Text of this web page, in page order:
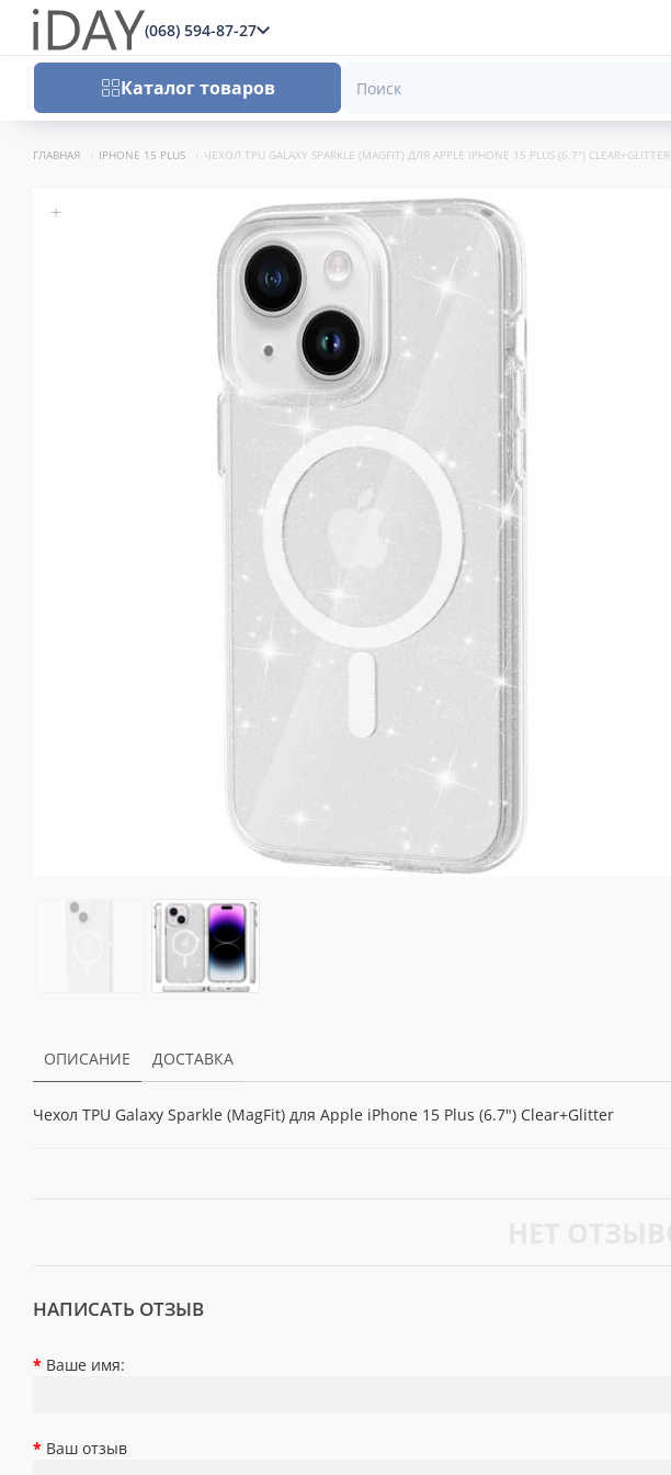
(068) 594-87-27
Каталог товаров
ГЛАВНАЯ IPHONE 15 PLUS ЧЕХОЛ TPU GALAXY SPARKLE (MAGFIT) ДЛЯ APPLE IPHONE 15 PLUS (6.7") CLEAR+GLITTER
+
ОПИСАНИЕ ДОСТАВКА
Чехол TPU Galaxy Sparkle (MagFit) для Apple iPhone 15 Plus (6.7") Clear+Glitter
НАПИСАТЬ ОТЗЫВ
Ваше имя:
Ваш отзыв